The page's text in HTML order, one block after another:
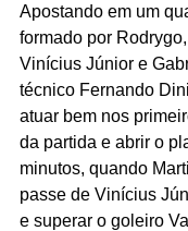
Apostando em um
formado por
Vinícius Júnior e
técnico Fernando
atuar bem nos
da partida e abrir o
minutos, quando
passe de Vinícius
e superar o goleiro